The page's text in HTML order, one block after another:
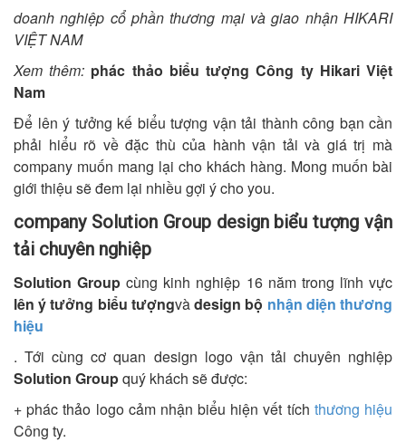
doanh nghiệp cổ phần thương mại và giao nhận HIKARI
VIỆT NAM
Xem thêm: phác thảo biểu tượng Công ty Hikari Việt
Nam
Để lên ý tưởng kế biểu tượng vận tải thành công bạn cần
phải hiểu rõ về đặc thù của hành vận tải và giá trị mà
company muốn mang lại cho khách hàng. Mong muốn bài
giới thiệu sẽ đem lại nhiều gợi ý cho you.
company Solution Group design biểu tượng vận
tải chuyên nghiệp
Solution Group cùng kinh nghiệp 16 năm trong lĩnh vực
lên ý tưởng biểu tượngvàdesign bộ nhận diện thương
hiệu
. Tới cùng cơ quan design logo vận tải chuyên nghiệp
Solution Groupquý khách sẽ được:
+ phác thảo logo cảm nhận biểu hiện vết tích thương hiệu
Công ty.